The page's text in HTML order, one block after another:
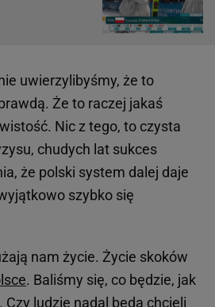
uwierzylibyśmy, że to
Że to raczej jakaś
Nic z tego, to czysta
chudych lat sukces
że polski system dalej daje
szybko się
nam życie. Życie skoków
. Baliśmy się, co będzie, jak
ludzie nadal będą chcieli